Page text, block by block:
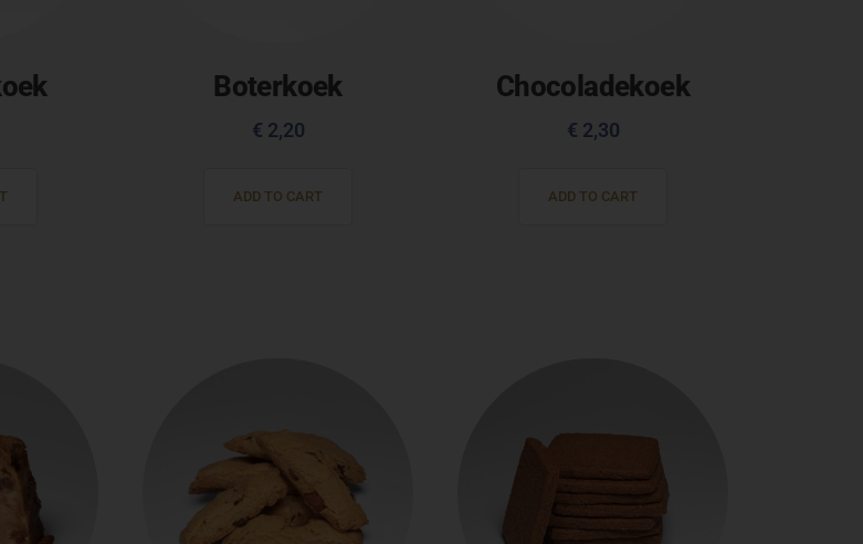
Boterkoek
€ 2,20
ADD TO CART
Chocoladekoek
€ 2,30
ADD TO CART